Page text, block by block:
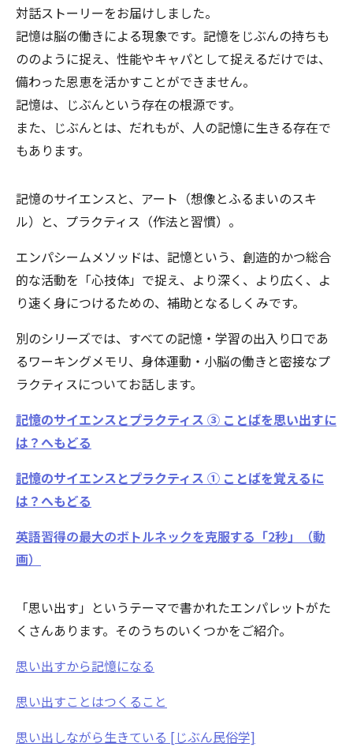
対話ストーリーをお届けしました。
記憶は脳の働きによる現象です。記憶をじぶんの持ちも
ののように捉え、性能やキャパとして捉えるだけでは、
備わった恩恵を活かすことができません。
記憶は、じぶんという存在の根源です。
また、じぶんとは、だれもが、人の記憶に生きる存在で
もあります。
記憶のサイエンスと、アート（想像とふるまいのスキ
ル）と、プラクティス（作法と習慣）。
エンパシームメソッドは、記憶という、創造的かつ総合
的な活動を「心技体」で捉え、より深く、より広く、よ
り速く身につけるための、補助となるしくみです。
別のシリーズでは、すべての記憶・学習の出入り口であ
るワーキングメモリ、身体運動・小脳の働きと密接なプ
ラクティスについてお話します。
記憶のサイエンスとプラクティス ③ ことばを思い出すに
は？へもどる
記憶のサイエンスとプラクティス ① ことばを覚えるに
は？へもどる
英語習得の最大のボトルネックを克服する「2秒」（動
画）
「思い出す」というテーマで書かれたエンパレットがた
くさんあります。そのうちのいくつかをご紹介。
思い出すから記憶になる
思い出すことはつくること
思い出しながら生きている [じぶん民俗学]